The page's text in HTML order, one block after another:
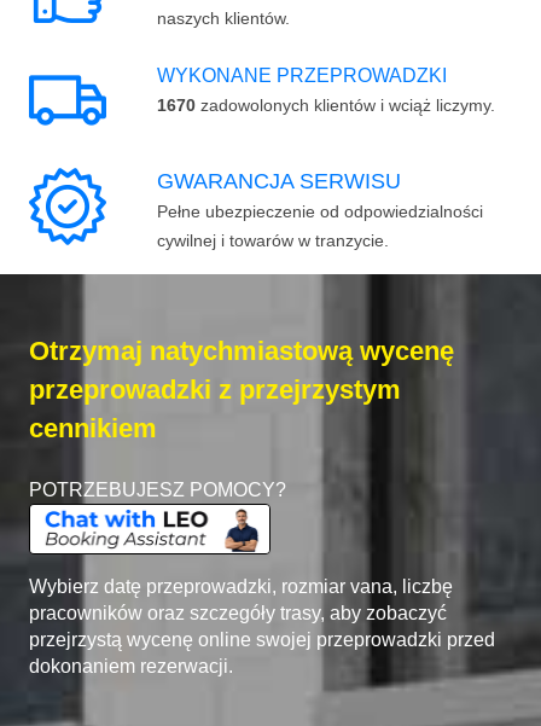
naszych klientów.
WYKONANE PRZEPROWADZKI
1670 zadowolonych klientów i wciąż liczymy.
GWARANCJA SERWISU
Pełne ubezpieczenie od odpowiedzialności
cywilnej i towarów w tranzycie.
Otrzymaj natychmiastową wycenę
przeprowadzki z przejrzystym
cennikiem
POTRZEBUJESZ POMOCY?
Wybierz datę przeprowadzki, rozmiar vana, liczbę
pracowników oraz szczegóły trasy, aby zobaczyć
przejrzystą wycenę online swojej przeprowadzki przed
dokonaniem rezerwacji.